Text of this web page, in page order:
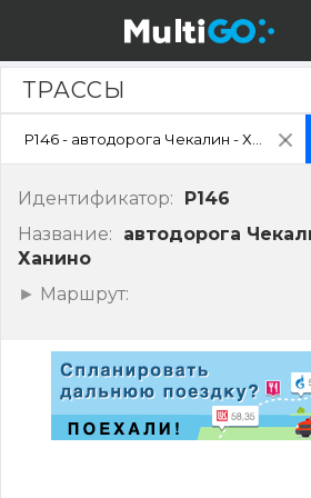
Трассы
ТРАССЫ
Идентификатор:
P146
Название:
автодорога
Ханино
Показать
Маршрут: